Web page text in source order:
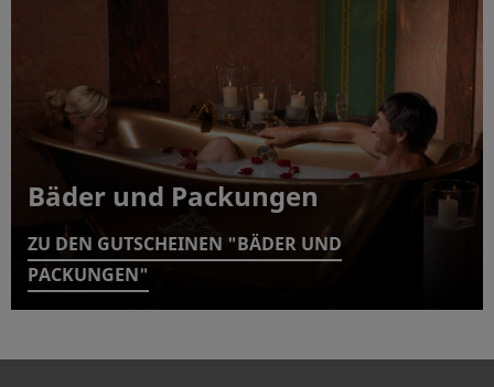
Bäder und Packungen
ZU DEN GUTSCHEINEN "BÄDER UND
PACKUNGEN"